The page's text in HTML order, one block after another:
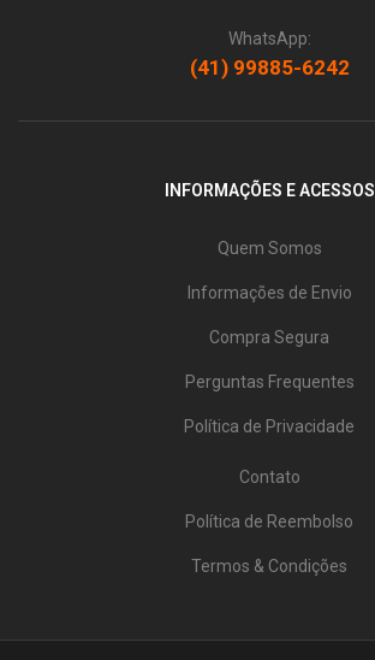
WhatsApp:
(41) 99885-6242
INFORMAÇÕES E ACESSOS
Quem Somos
Informações de Envio
Compra Segura
Perguntas Frequentes
Política de Privacidade
Contato
Política de Reembolso
Termos & Condições